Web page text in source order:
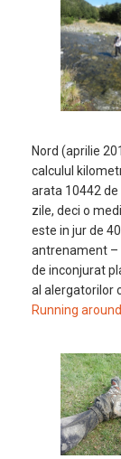
Nord (aprilie
calculul
arata 10442
zile, deci o
este in jur de
antrenament –
de inconjurat
al alergatorilor
Running